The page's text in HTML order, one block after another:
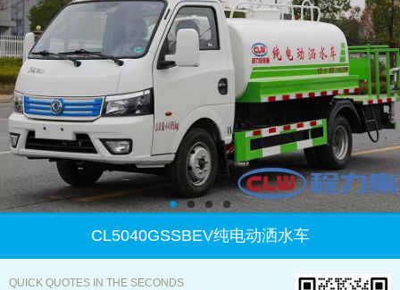
CL5040GSSBEV纯电动洒水车
QUICK QUOTES IN THE SECONDS